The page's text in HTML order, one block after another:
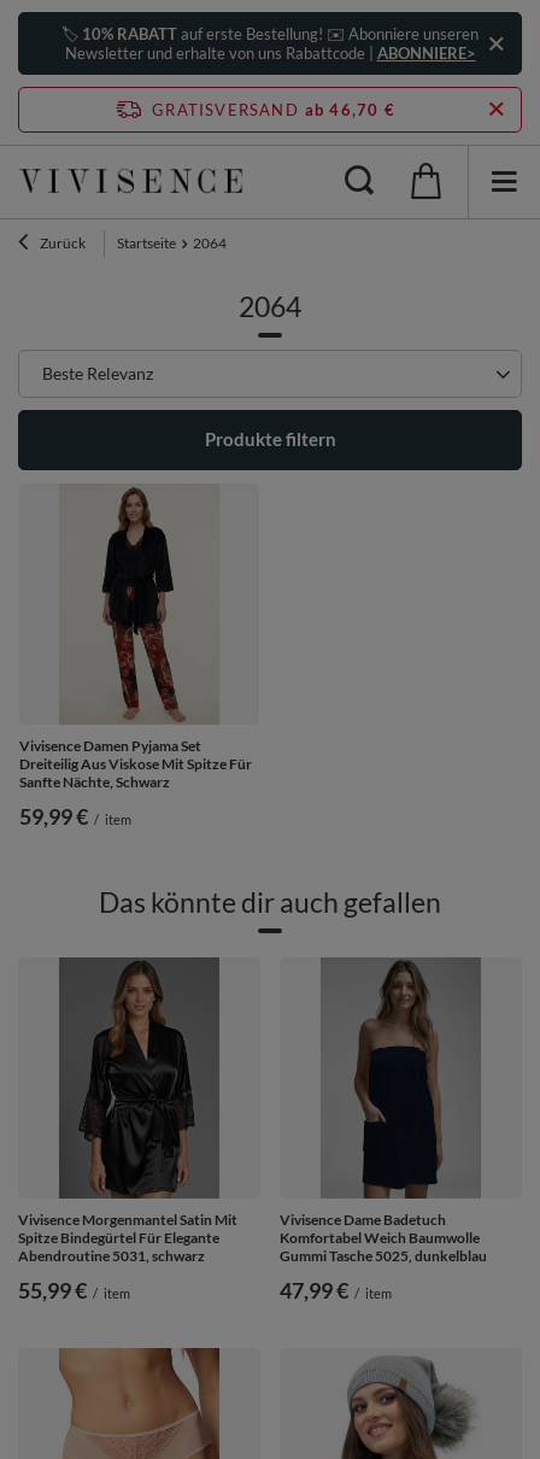
🏷️ 10% RABATTauf erste Bestellung! ✉️ Abonniere unseren
Newsletter und erhalte von uns Rabattcode | ABONNIERE>
GRATISVERSAND ab 46,70 €
Zurück Startseite 2064
2064
Sortierung ändern
Beste Relevanz
Produkte filtern
Vivisence Damen Pyjama Set
Dreiteilig Aus Viskose Mit Spitze Für
Sanfte Nächte, Schwarz
59,99 € / item
Das könnte dir auch gefallen
Vivisence Morgenmantel Satin Mit
Spitze Bindegürtel Für Elegante
Abendroutine 5031, schwarz
55,99 € / item
Vivisence Dame Badetuch
Komfortabel Weich Baumwolle
Gummi Tasche 5025, dunkelblau
47,99 € / item